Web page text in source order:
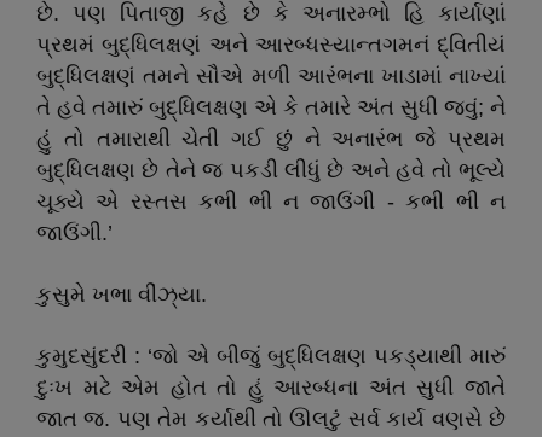
છે. પણ પિતાજી કહે છે કે અનારમ્ભો હિ કાર્યાણાં
પ્રથમં બુદ્ધિલક્ષણં અને આરબ્ધસ્યાન્તગમનં દ્વિતીયં
બુદ્ધિલક્ષણં તમને સૌએ મળી આરંભના ખાડામાં નાખ્યાં
તે હવે તમારું બુદ્ધિલક્ષણ એ કે તમારે અંત સુધી જવું; ને
હું તો તમારાથી ચેતી ગઈ છું ને અનારંભ જે પ્રથમ
બુદ્ધિલક્ષણ છે તેને જ પકડી લીધું છે અને હવે તો ભૂલ્યે
ચૂક્યે એ રસ્તસ કભી ભી ન જાઉંગી - કભી ભી ન
જાઉંગી.’
કુસુમે ખભા વીંઝ્‌યા.
કુમુદસુંદરી : ‘જો એ બીજું બુદ્ધિલક્ષણ પકડ્યાથી મારું
દુઃખ મટે એમ હોત તો હું આરબ્ધના અંત સુધી જાતે
જાત જ. પણ તેમ કર્યાથી તો ઊલટું સર્વ કાર્ય વણસે છે